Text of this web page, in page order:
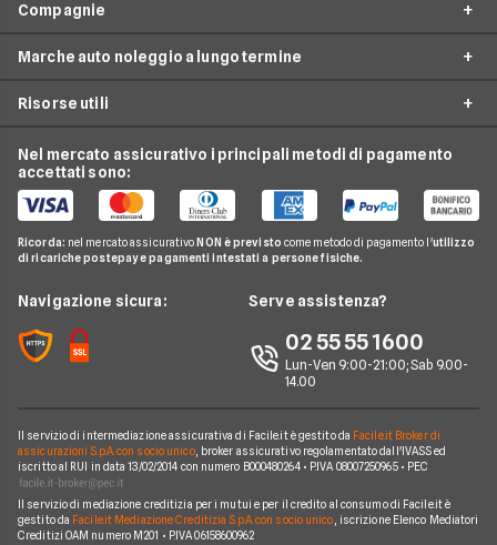
Prestiti
Mutui
Conti e Carte
Telefonia Mobile
Pay TV
Noleggio Lungo Termine
News
Chi siamo
Perché scegliere Facile.it
Mappa del sito
Noleggio lungo termine
City Car Noleggio lungo termine
Noleggio SUV
Noleggio monovolume
Compagnie
Arval
Leasys
LeasePlan
B-rent
Athlon
Program
Horizon Automotive
Marche auto noleggio a lungo termine
BMW
Citroen
Fiat
Ford
Mercedes
Nissan
Peugeot
Volkswagen
Risorse utili
Guide noleggio auto
News noleggio auto
Glossario noleggio auto
Nel mercato assicurativo i principali metodi di pagamento
accettati sono:
Ricorda: nel mercato assicurativo NON è previsto come metodo di pagamento l'utilizzo
di ricariche postepay e pagamenti intestati a persone fisiche.
Navigazione sicura: Serve assistenza?
02 55 55 1600
Lun-Ven 9:00-21:00; Sab 9.00-
14.00
Il servizio di intermediazione assicurativa di Facile.it è gestito da Facile.it Broker di
assicurazioni S.p.A. con socio unico, broker assicurativo regolamentato dall'IVASS ed
iscritto al RUI in data 13/02/2014 con numero B000480264 • P.IVA 08007250965 • PEC
Il servizio di mediazione creditizia per i mutui e per il credito al consumo di Facile.it è
gestito da Facile.it Mediazione Creditizia S.p.A. con socio unico , iscrizione Elenco Mediatori
Creditizi OAM numero M201 • P.IVA 06158600962